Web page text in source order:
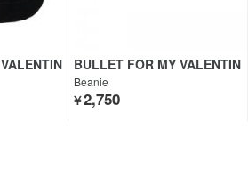
BULLET FOR MY VALENTIN
E
Beanie
￥2,750